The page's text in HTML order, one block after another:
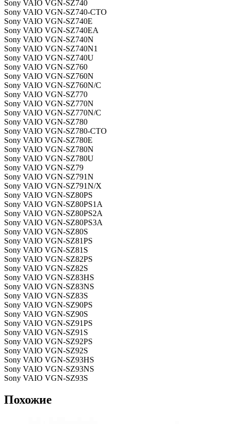
Sony VAIO VGN-SZ740
Sony VAIO VGN-SZ740-CTO
Sony VAIO VGN-SZ740E
Sony VAIO VGN-SZ740EA
Sony VAIO VGN-SZ740N
Sony VAIO VGN-SZ740N1
Sony VAIO VGN-SZ740U
Sony VAIO VGN-SZ760
Sony VAIO VGN-SZ760N
Sony VAIO VGN-SZ760N/C
Sony VAIO VGN-SZ770
Sony VAIO VGN-SZ770N
Sony VAIO VGN-SZ770N/C
Sony VAIO VGN-SZ780
Sony VAIO VGN-SZ780-CTO
Sony VAIO VGN-SZ780E
Sony VAIO VGN-SZ780N
Sony VAIO VGN-SZ780U
Sony VAIO VGN-SZ79
Sony VAIO VGN-SZ791N
Sony VAIO VGN-SZ791N/X
Sony VAIO VGN-SZ80PS
Sony VAIO VGN-SZ80PS1A
Sony VAIO VGN-SZ80PS2A
Sony VAIO VGN-SZ80PS3A
Sony VAIO VGN-SZ80S
Sony VAIO VGN-SZ81PS
Sony VAIO VGN-SZ81S
Sony VAIO VGN-SZ82PS
Sony VAIO VGN-SZ82S
Sony VAIO VGN-SZ83HS
Sony VAIO VGN-SZ83NS
Sony VAIO VGN-SZ83S
Sony VAIO VGN-SZ90PS
Sony VAIO VGN-SZ90S
Sony VAIO VGN-SZ91PS
Sony VAIO VGN-SZ91S
Sony VAIO VGN-SZ92PS
Sony VAIO VGN-SZ92S
Sony VAIO VGN-SZ93HS
Sony VAIO VGN-SZ93NS
Sony VAIO VGN-SZ93S
Похожие